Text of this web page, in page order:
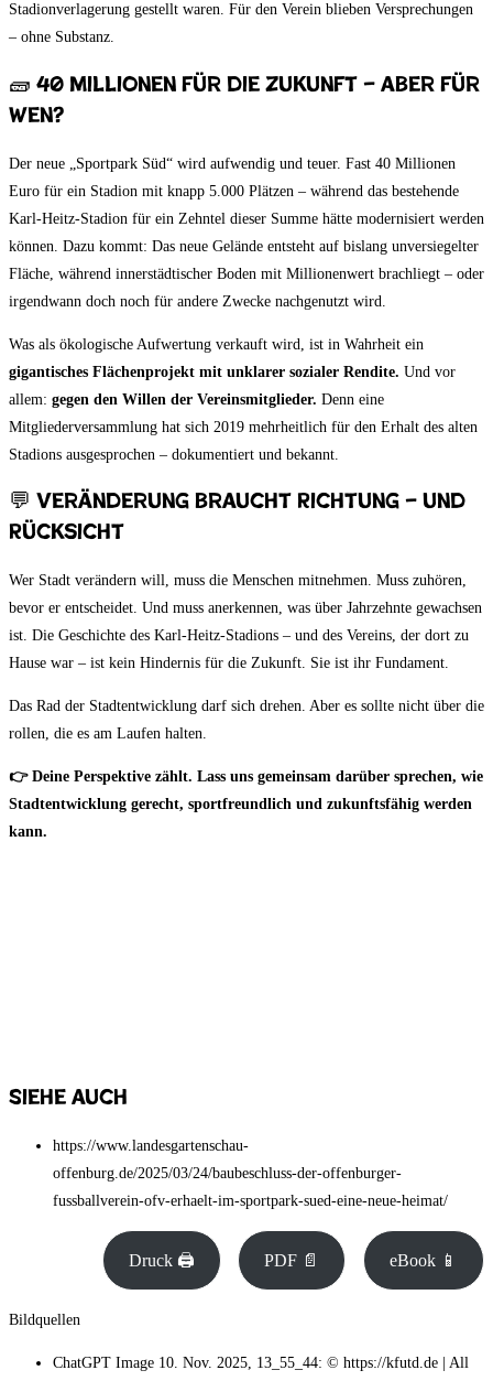
Stadionverlagerung gestellt waren. Für den Verein blieben Versprechungen
– ohne Substanz.
🧱 40 Millionen für die Zukunft – aber für
wen?
Der neue „Sportpark Süd“ wird aufwendig und teuer. Fast 40 Millionen
Euro für ein Stadion mit knapp 5.000 Plätzen – während das bestehende
Karl-Heitz-Stadion für ein Zehntel dieser Summe hätte modernisiert werden
können. Dazu kommt: Das neue Gelände entsteht auf bislang unversiegelter
Fläche, während innerstädtischer Boden mit Millionenwert brachliegt – oder
irgendwann doch noch für andere Zwecke nachgenutzt wird.
Was als ökologische Aufwertung verkauft wird, ist in Wahrheit ein
gigantisches Flächenprojekt mit unklarer sozialer Rendite. Und vor
allem: gegen den Willen der Vereinsmitglieder. Denn eine
Mitgliederversammlung hat sich 2019 mehrheitlich für den Erhalt des alten
Stadions ausgesprochen – dokumentiert und bekannt.
💬 Veränderung braucht Richtung – und
Rücksicht
Wer Stadt verändern will, muss die Menschen mitnehmen. Muss zuhören,
bevor er entscheidet. Und muss anerkennen, was über Jahrzehnte gewachsen
ist. Die Geschichte des Karl-Heitz-Stadions – und des Vereins, der dort zu
Hause war – ist kein Hindernis für die Zukunft. Sie ist ihr Fundament.
Das Rad der Stadtentwicklung darf sich drehen. Aber es sollte nicht über die
rollen, die es am Laufen halten.
👉 Deine Perspektive zählt. Lass uns gemeinsam darüber sprechen, wie
Stadtentwicklung gerecht, sportfreundlich und zukunftsfähig werden
kann.
Siehe auch
https://www.landesgartenschau-
offenburg.de/2025/03/24/baubeschluss-der-offenburger-
fussballverein-ofv-erhaelt-im-sportpark-sued-eine-neue-heimat/
Druck 🖨 PDF 📄 eBook 📱
Bildquellen
ChatGPT Image 10. Nov. 2025, 13_55_44: © https://kfutd.de | All